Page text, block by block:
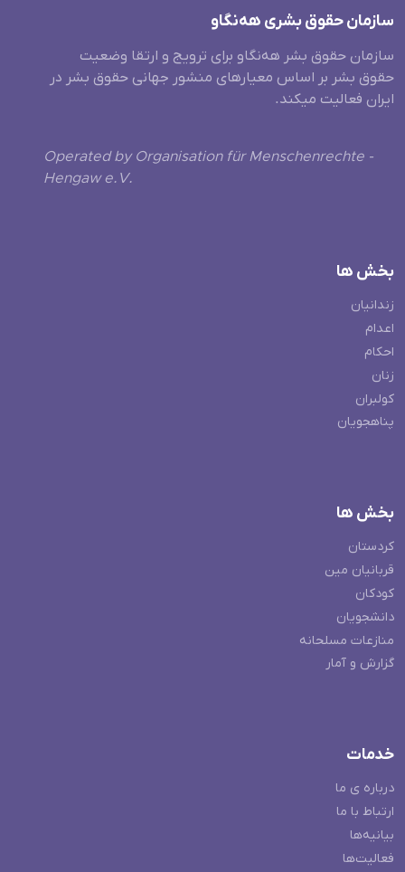
سازمان حقوق بشری هەنگاو
سازمان حقوق بشر هه‌نگاو برای ترویج و ارتقا وضعیت
حقوق بشر بر اساس معیارهای منشور جهانی حقوق بشر در
ایران فعالیت میکند.
Operated by Organisation für Menschenrechte -
Hengaw e.V.
بخش ها
زندانیان
اعدام
احکام
زنان
کولبران
پناهجویان
بخش ها
کردستان
قربانیان مین
کودکان
دانشجویان
منازعات مسلحانه
گزارش و آمار
خدمات
درباره ی ما
ارتباط با ما
بیانیه‌ها
فعالیت‌ها